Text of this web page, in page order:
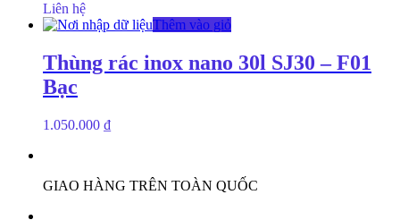
Liên hệ
Thêm vào giỏ
Thùng rác inox nano 30l SJ30 – F01
Bạc
1.050.000 ₫
GIAO HÀNG TRÊN TOÀN QUỐC